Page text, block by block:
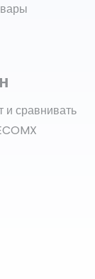
и сравнивать